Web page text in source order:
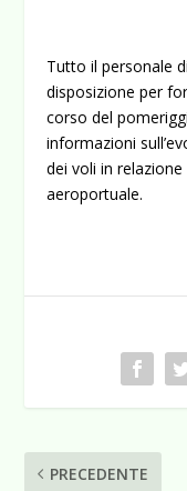
Tutto il personale
disposizione per
corso del
informazioni
dei voli in
aeroportuale.
PRECEDENTE